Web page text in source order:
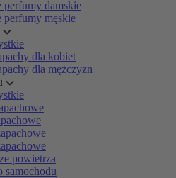
perfumy damskie
perfumy męskie
dla kobiet
dla mężczyzn
powietrza
samochodu